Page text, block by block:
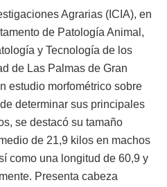
Agrarias (ICIA), en
de Patología Animal,
y Tecnología de los
de Las Palmas de Gran
estudio morfométrico sobre
determinar sus principales
se destacó su tamaño
de 21,9 kilos en machos
como una longitud de 60,9 y
Presenta cabeza